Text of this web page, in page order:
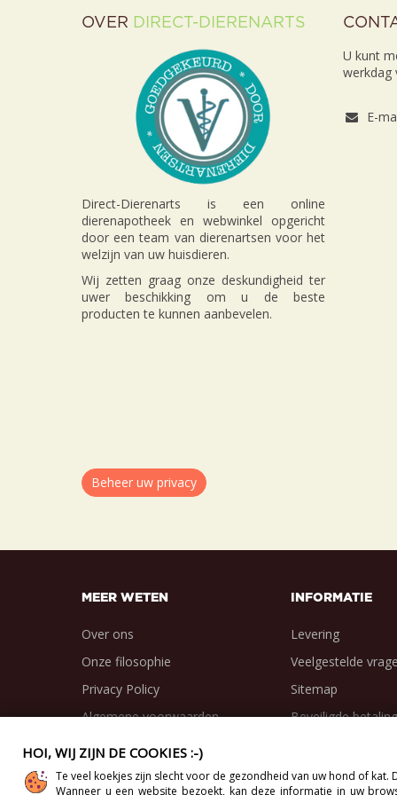
OVER DIRECT-DIERENARTS
Direct-Dierenarts is een online
dierenapotheek en webwinkel opgericht
door een team van dierenartsen voor het
welzijn van uw huisdieren.
Wij zetten graag onze deskundigheid ter
uwer beschikking om u de beste
producten te kunnen aanbevelen.
U kunt
werkdag
E-
Beheer uw privacy
MEER WETEN
Over ons
Onze filosophie
Privacy Policy
Algemene voorwaarden
INFORMATIE
Levering
Veelgestelde
Sitemap
Beveiligde betaling
HOI, WIJ ZIJN DE COOKIES :-)
Te veel koekjes zijn slecht voor de gezondheid van uw hond of
Wanneer u een website bezoekt, kan deze informatie in uw